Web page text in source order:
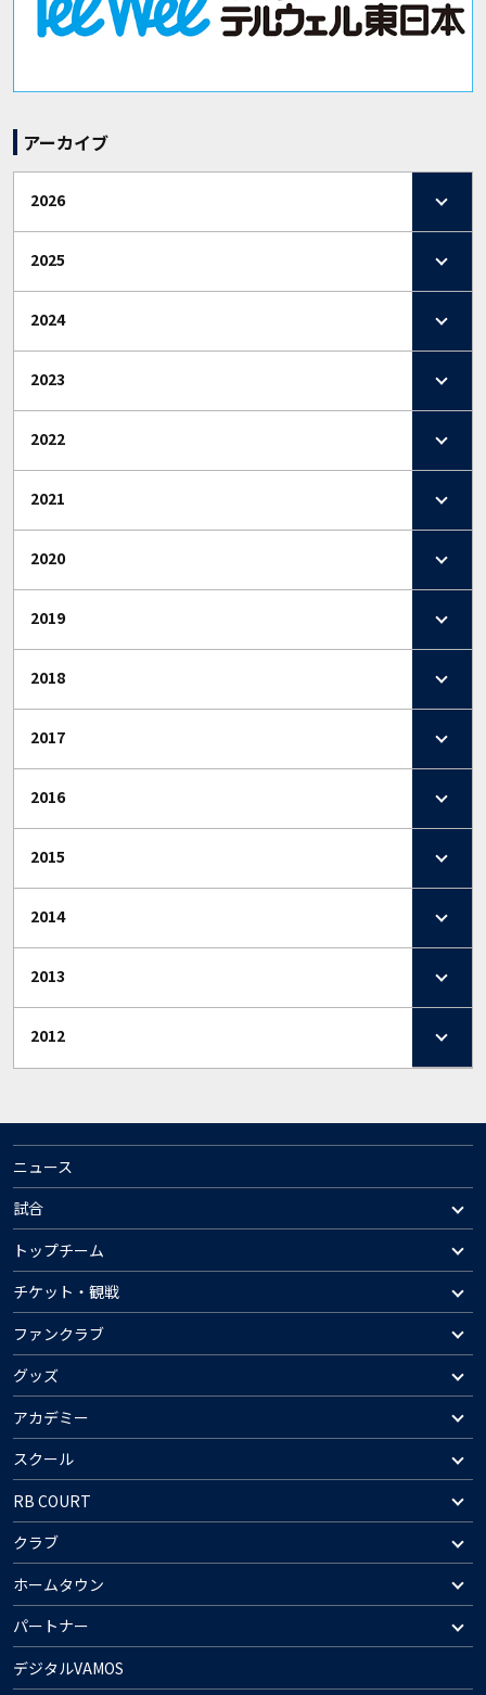
アーカイブ
2026
2025
2024
2023
2022
2021
2020
2019
2018
2017
2016
2015
2014
2013
2012
ニュース
試合
トップチーム
チケット・観戦
ファンクラブ
グッズ
アカデミー
スクール
RB COURT
クラブ
ホームタウン
パートナー
デジタルVAMOS